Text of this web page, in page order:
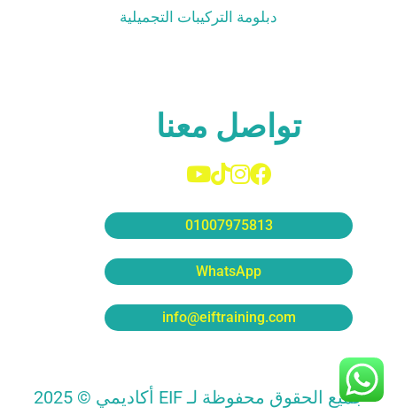
دبلومة التركيبات التجميلية
تواصل معنا
01007975813
WhatsApp
info@eiftraining.com
جميع الحقوق محفوظة لـ EIF أكاديمي © 2025